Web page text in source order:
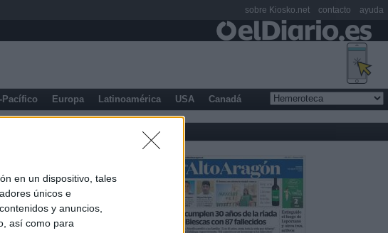
en un dispositivo, tales
únicos e
y anuncios,
así como para
Pacífico Europa Latinoamérica USA Canadá
sobre Kiosko.net contacto ayuda